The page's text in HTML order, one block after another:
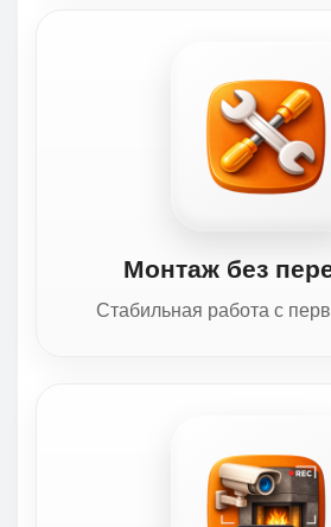
Монтаж без
Стабильная работа с